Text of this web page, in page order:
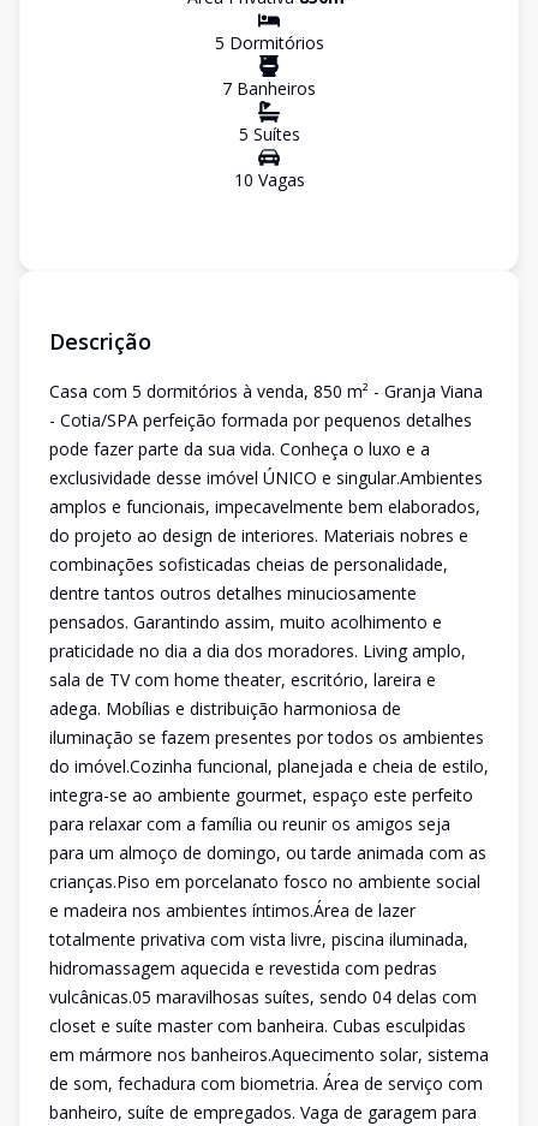
5 Dormitórios
7 Banheiros
5 Suítes
10 Vagas
Descrição
Casa com 5 dormitórios à venda, 850 m² - Granja Viana
- Cotia/SPA perfeição formada por pequenos detalhes
pode fazer parte da sua vida. Conheça o luxo e a
exclusividade desse imóvel ÚNICO e singular.Ambientes
amplos e funcionais, impecavelmente bem elaborados,
do projeto ao design de interiores. Materiais nobres e
combinações sofisticadas cheias de personalidade,
dentre tantos outros detalhes minuciosamente
pensados. Garantindo assim, muito acolhimento e
praticidade no dia a dia dos moradores. Living amplo,
sala de TV com home theater, escritório, lareira e
adega. Mobílias e distribuição harmoniosa de
iluminação se fazem presentes por todos os ambientes
do imóvel.Cozinha funcional, planejada e cheia de estilo,
integra-se ao ambiente gourmet, espaço este perfeito
para relaxar com a família ou reunir os amigos seja
para um almoço de domingo, ou tarde animada com as
crianças.Piso em porcelanato fosco no ambiente social
e madeira nos ambientes íntimos.Área de lazer
totalmente privativa com vista livre, piscina iluminada,
hidromassagem aquecida e revestida com pedras
vulcânicas.05 maravilhosas suítes, sendo 04 delas com
closet e suíte master com banheira. Cubas esculpidas
em mármore nos banheiros.Aquecimento solar, sistema
de som, fechadura com biometria. Área de serviço com
banheiro, suíte de empregados. Vaga de garagem para